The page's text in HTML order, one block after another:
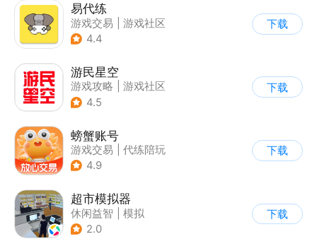
易代练
游戏交易
游戏社区
| 游戏攻略
4.4
下载
游民星空
游戏攻略
游戏社区
4.5
下载
螃蟹账号
游戏交易
代练陪玩
| 游戏社区
4.9
下载
超市模拟器
休闲益智
模拟
| 文字游戏
2.0
下载